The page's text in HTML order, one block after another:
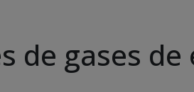
de gases de